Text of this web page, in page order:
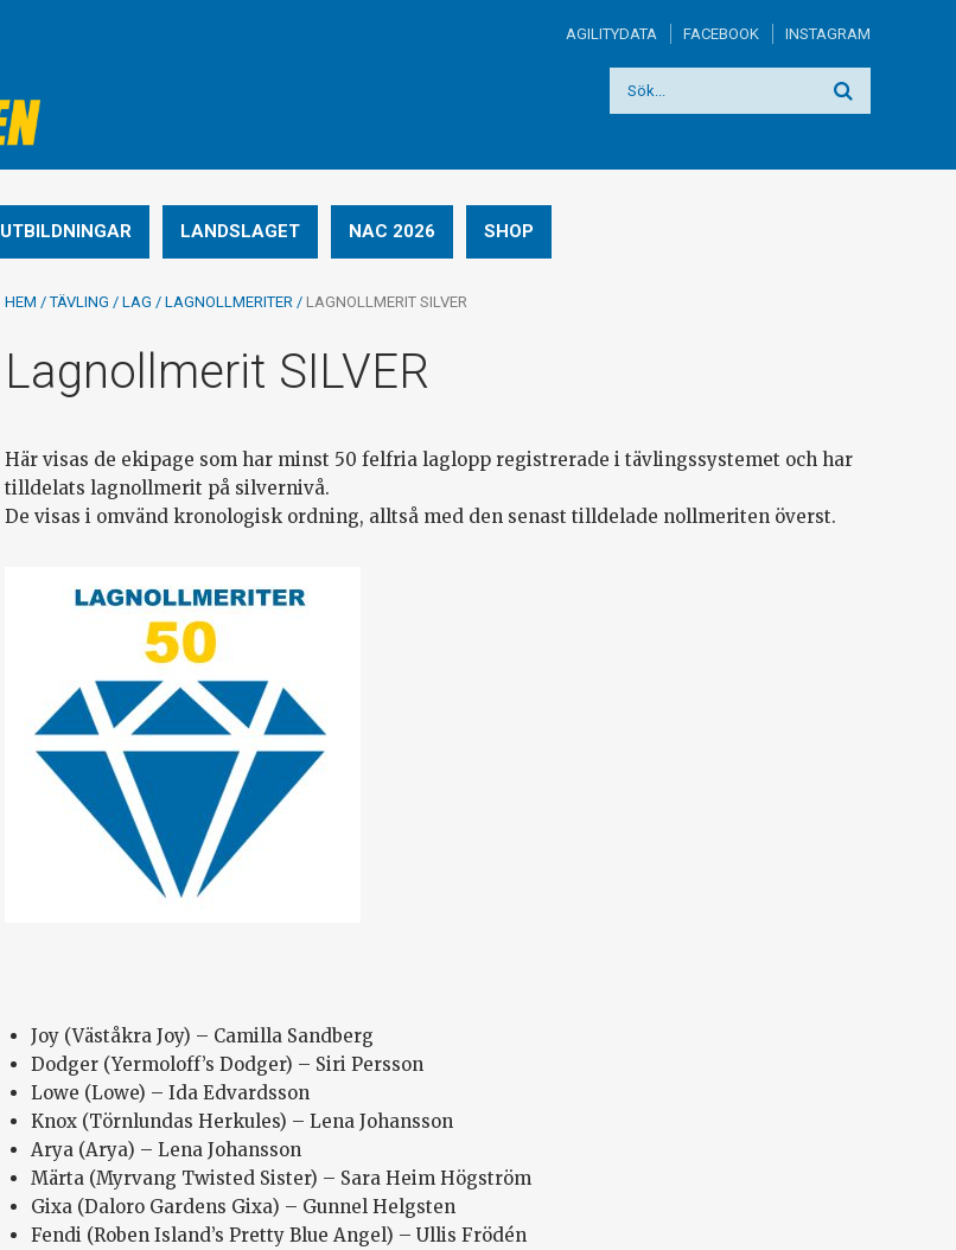
AGILITYDATA FACEBOOK INSTAGRAM
UTBILDNINGAR LANDSLAGET NAC 2026 SHOP
HEM /TÄVLING / LAG / LAGNOLLMERITER / LAGNOLLMERIT SILVER
Lagnollmerit SILVER
Här visas de ekipage som har minst 50 felfria laglopp registrerade i tävlingssystemet och har
tilldelats lagnollmerit på silvernivå.
De visas i omvänd kronologisk ordning, alltså med den senast tilldelade nollmeriten överst.
Joy (Väståkra Joy) – Camilla Sandberg
Dodger (Yermoloff’s Dodger) – Siri Persson
Lowe (Lowe) – Ida Edvardsson
Knox (Törnlundas Herkules) – Lena Johansson
Arya (Arya) – Lena Johansson
Märta (Myrvang Twisted Sister) – Sara Heim Högström
Gixa (Daloro Gardens Gixa) – Gunnel Helgsten
Fendi (Roben Island’s Pretty Blue Angel) – Ullis Frödén